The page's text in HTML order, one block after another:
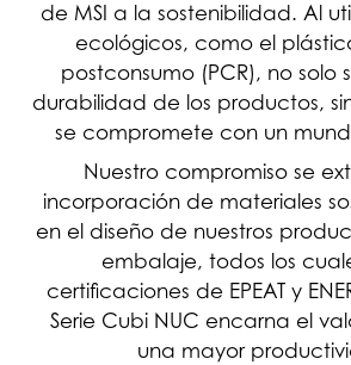
de MSI a la sostenibilidad. Al
ecológicos, como el
postconsumo (PCR), no solo
durabilidad de los productos,
se compromete con un
Nuestro compromiso se
incorporación de materiales
en el diseño de nuestros
embalaje, todos los
certificaciones de EPEAT y
Serie Cubi NUC encarna el
una mayor